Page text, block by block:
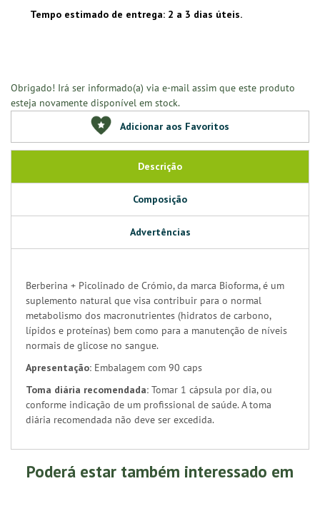
Tempo estimado de entrega: 2 a 3 dias úteis.
Obrigado! Irá ser informado(a) via e-mail assim que este produto
esteja novamente disponível em stock.
Adicionar aos Favoritos
Descrição
Composição
Advertências
Berberina + Picolinado de Crómio, da marca Bioforma, é um
suplemento natural que visa contribuir para o normal
metabolismo dos macronutrientes (hidratos de carbono,
lípidos e proteínas) bem como para a manutenção de níveis
normais de glicose no sangue.
Apresentação: Embalagem com 90 caps
Toma diária recomendada: Tomar 1 cápsula por dia, ou
conforme indicação de um profissional de saúde. A toma
diária recomendada não deve ser excedida.
Poderá estar também interessado em